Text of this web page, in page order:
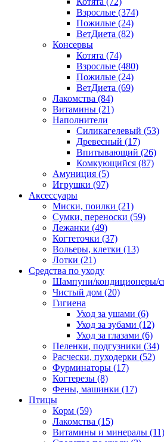
Взрослые (374)
Пожилые (24)
ВетДиета (82)
Консервы
Котята (74)
Взрослые (480)
Пожилые (24)
ВетДиета (69)
Лакомства (84)
Витамины (21)
Наполнители
Силикагелевый (53)
Древесный (17)
Впитывающий (26)
Комкующийся (87)
Амуниция (5)
Игрушки (97)
Аксессуары
Миски, поилки (21)
Сумки, переноски (59)
Лежанки (49)
Когтеточки (37)
Вольеры, клетки (13)
Лотки (21)
Средства по уходу
Шампуни/кондиционеры/
Чистый дом (20)
Гигиена
Уход за ушами (6)
Уход за зубами (12)
Уход за глазами (6)
Пеленки, подгузники (34)
Расчески, пуходерки (52)
Фурминаторы (17)
Когтерезы (8)
Фены, машинки (17)
Птицы
Корм (59)
Лакомства (15)
Витамины и минералы (11)